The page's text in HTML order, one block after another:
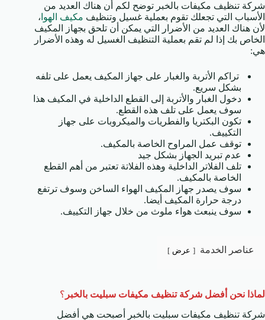
شركة تنظيف مكيفات بالخبر توضح لكم أن هناك العديد من
الأسباب التي تجعلك تقوم بعملية غسيل وتنظيف مكيف الهوا ،
لأن هناك العديد من الأضرار التي يمكن أن تلحق بجهاز المكيف
الخاص بك إذا لم تقم بعملية التنظيف الغسيل له وهذه الأضرار
هي:
تراكم الأتربة والغبار على جهاز المكيف يعمل على تلفه
بشكل سريع.
دخول الغبار والأتربة إلى القطع الداخلية في المكيف هذا
سوف يعمل على تلف هذه القطع.
تكون البكتريا والفطريات والميكروبات على جهاز
التكييف.
توقف عمل المراوح الخاصة بالمكيف.
عدم تبريد الجهاز بشكل جيد
تلف الفلاتر الداخلية وهذه الفلاتة تعتبر من أهم القطع
الخاصة بالمكيف.
سوف يصدر جهاز المكيف الهواء الساخن وسوف ترتفع
درجة حرارة المكيف أيضا.
سوف ينبعث هواء ملوث من خلال جهاز التكييف.
عناصر الخدمة عرض
لماذا نحن أفضل شركة تنظيف مكيفات سبليت بالخبر ؟
شركة تنظيف مكيفات سبليت بالخبر أصبحت هي أفضل